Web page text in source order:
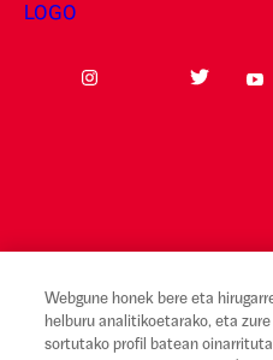
Lege-oharra eta erabilera-baldintzak
Webgune honek bere eta
helburu analitikoetarako, eta
sortutako profil batean